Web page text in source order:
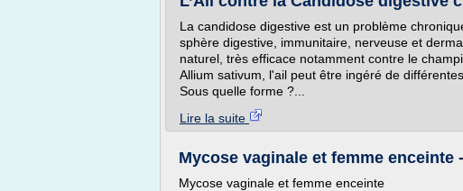
La candidose digestive est un problème
sphère digestive, immunitaire, nerveuse et
naturel, très efficace notamment contre le
Allium sativum, l'ail peut être ingéré de
Sous quelle forme ?...
Lire la suite
Mycose vaginale et femme
Mycose vaginale et femme enceinte